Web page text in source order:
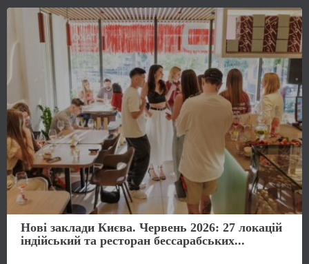
Нові заклади Києва. Червень 2026: 27 локацій
індійський та ресторан бессарабських...